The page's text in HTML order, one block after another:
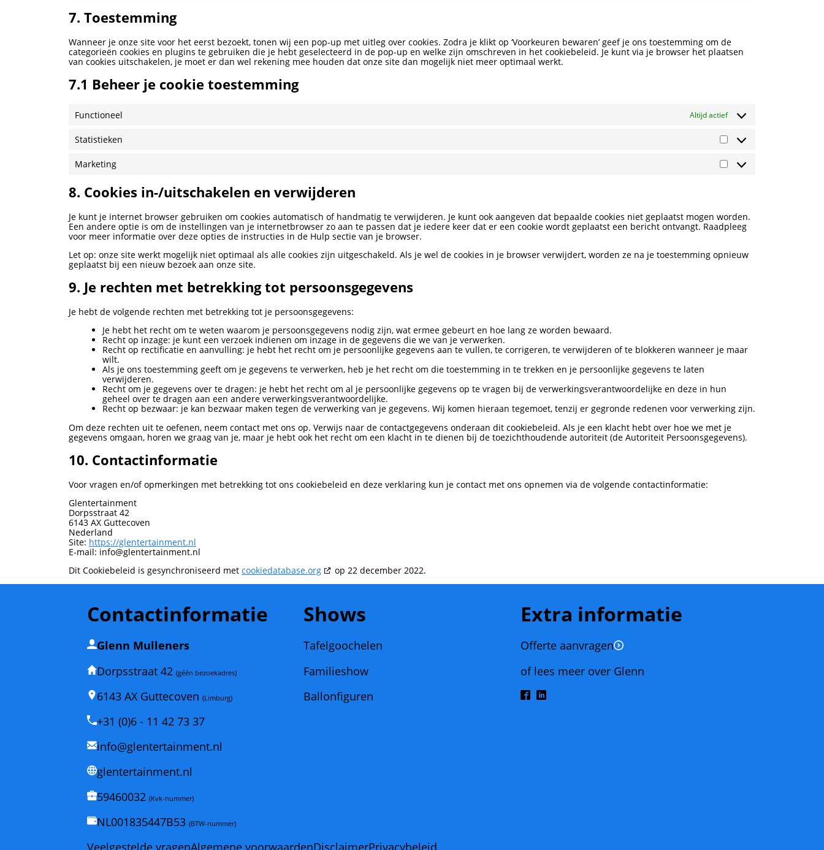
7. Toestemming
Wanneer je onze site voor het eerst bezoekt, tonen wij een pop-up met uitleg over cookies. Zodra je klikt op ‘Voorkeuren bewaren’ geef je ons toestemming om de
categorieën cookies en plugins te gebruiken die je hebt geselecteerd in de pop-up en welke zijn omschreven in het cookiebeleid. Je kunt via je browser het plaatsen
van cookies uitschakelen, je moet er dan wel rekening mee houden dat onze site dan mogelijk niet meer optimaal werkt.
7.1 Beheer je cookie toestemming
Functioneel Altijd actief
Statistieken
Statistieken
Marketing
Marketing
8. Cookies in-/uitschakelen en verwijderen
Je kunt je internet browser gebruiken om cookies automatisch of handmatig te verwijderen. Je kunt ook aangeven dat bepaalde cookies niet geplaatst mogen worden.
Een andere optie is om de instellingen van je internetbrowser zo aan te passen dat je iedere keer dat er een cookie wordt geplaatst een bericht ontvangt. Raadpleeg
voor meer informatie over deze opties de instructies in de Hulp sectie van je browser.
Let op: onze site werkt mogelijk niet optimaal als alle cookies zijn uitgeschakeld. Als je wel de cookies in je browser verwijdert, worden ze na je toestemming opnieuw
geplaatst bij een nieuw bezoek aan onze site.
9. Je rechten met betrekking tot persoonsgegevens
Je hebt de volgende rechten met betrekking tot je persoonsgegevens:
Je hebt het recht om te weten waarom je persoonsgegevens nodig zijn, wat ermee gebeurt en hoe lang ze worden bewaard.
Recht op inzage: je kunt een verzoek indienen om inzage in de gegevens die we van je verwerken.
Recht op rectificatie en aanvulling: je hebt het recht om je persoonlijke gegevens aan te vullen, te corrigeren, te verwijderen of te blokkeren wanneer je maar
wilt.
Als je ons toestemming geeft om je gegevens te verwerken, heb je het recht om die toestemming in te trekken en je persoonlijke gegevens te laten
verwijderen.
Recht om je gegevens over te dragen: je hebt het recht om al je persoonlijke gegevens op te vragen bij de verwerkingsverantwoordelijke en deze in hun
geheel over te dragen aan een andere verwerkingsverantwoordelijke.
Recht op bezwaar: je kan bezwaar maken tegen de verwerking van je gegevens. Wij komen hieraan tegemoet, tenzij er gegronde redenen voor verwerking zijn.
Om deze rechten uit te oefenen, neem contact met ons op. Verwijs naar de contactgegevens onderaan dit cookiebeleid. Als je een klacht hebt over hoe we met je
gegevens omgaan, horen we graag van je, maar je hebt ook het recht om een klacht in te dienen bij de toezichthoudende autoriteit (de Autoriteit Persoonsgegevens).
10. Contactinformatie
Voor vragen en/of opmerkingen met betrekking tot ons cookiebeleid en deze verklaring kun je contact met ons opnemen via de volgende contactinformatie:
Glentertainment
Dorpsstraat 42
6143 AX Guttecoven
Nederland
Site: https://glentertainment.nl
E-mail: info@glentertainment.nl
Dit Cookiebeleid is gesynchroniseerd met cookiedatabase.org op 22 december 2022.
Contactinformatie
Glenn Mulleners
Dorpsstraat 42 (géén bezoekadres)
6143 AX Guttecoven (Limburg)
+31 (0)6 - 11 42 73 37
info@glentertainment.nl
glentertainment.nl
59460032 (Kvk-nummer)
NL001835447B53 (BTW-nummer)
Shows
Tafelgoochelen
Familieshow
Ballonfiguren
Extra informatie
Offerte aanvragen
of lees meer over Glenn
Veelgestelde vragenAlgemene voorwaardenDisclaimerPrivacybeleid